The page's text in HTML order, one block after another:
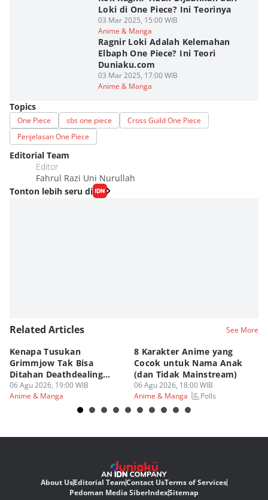
Loki di One Piece? Ini Teorinya
03 Mar 2025, 15:00 WIB
Anime & Manga
Ragnir Loki Adalah Kelemahan
Elbaph One Piece? Ini Teori
Duniaku.com
03 Mar 2025, 17:00 WIB
Anime & Manga
Topics
One Piece sbs one piece
Cross Guild One Piece
Penjelasan One Piece
Editorial Team
Editor
Fahrul Razi Uni Nurullah
Tonton lebih seru di
Related Articles See More
Kenapa Tusukan
Grimmjow Tak Bisa
Ditahan Deathdealing
Askin Bleach?
06 Agu 2026, 19:00 WIB
Anime & Manga
8 Karakter Anime yang
Cocok untuk Nama Anak
(dan Tidak Mainstream)
06 Agu 2026, 18:00 WIB
Anime & Manga
Polls
About UsEditorial TeamContact UsTerms of Services
Pedoman Media SiberIndexSitemap